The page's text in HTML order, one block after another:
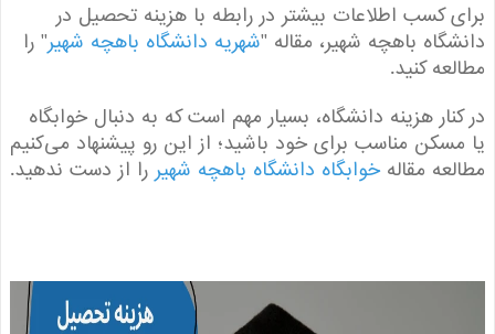
کسب اطلاعات بیشتر در رابطه با هزینه تحصیل در
باهچه شهیر، مقاله "شهریه دانشگاه باهچه شهیر " را
کنید.
هزینه دانشگاه، بسیار مهم است که به دنبال خوابگاه
مناسب برای خود باشید؛ از این رو پیشنهاد می‌کنیم
مقالهخوابگاه دانشگاه باهچه شهیر را از دست ندهید.